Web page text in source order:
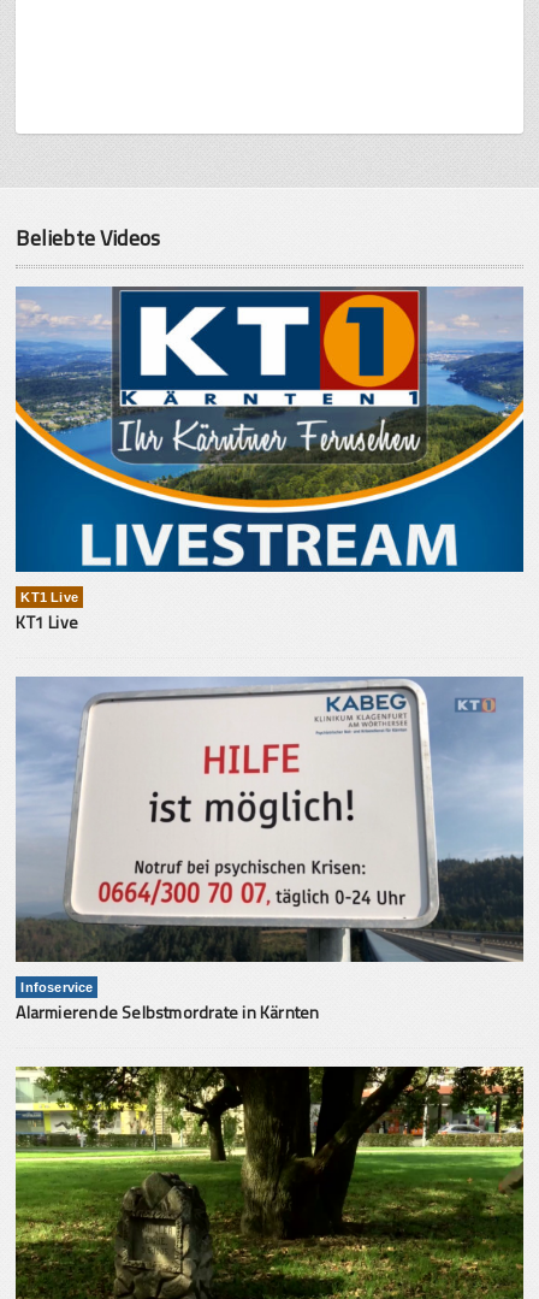
Beliebte Videos
KT1 Live
KT1 Live
Infoservice
Alarmierende Selbstmordrate in Kärnten